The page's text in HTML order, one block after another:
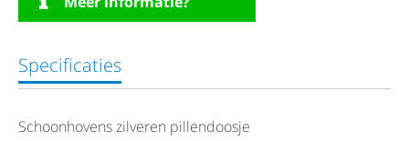
Specificaties
Schoonhovens zilveren pillendoosje